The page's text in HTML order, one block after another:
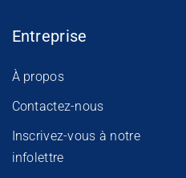
Entreprise
À propos
Contactez-nous
Inscrivez-vous à notre
infolettre